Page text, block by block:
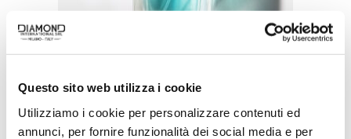
Questo sito web utilizza i cookie
Utilizziamo i cookie per personalizzare contenuti ed
annunci, per fornire funzionalità dei social media e per